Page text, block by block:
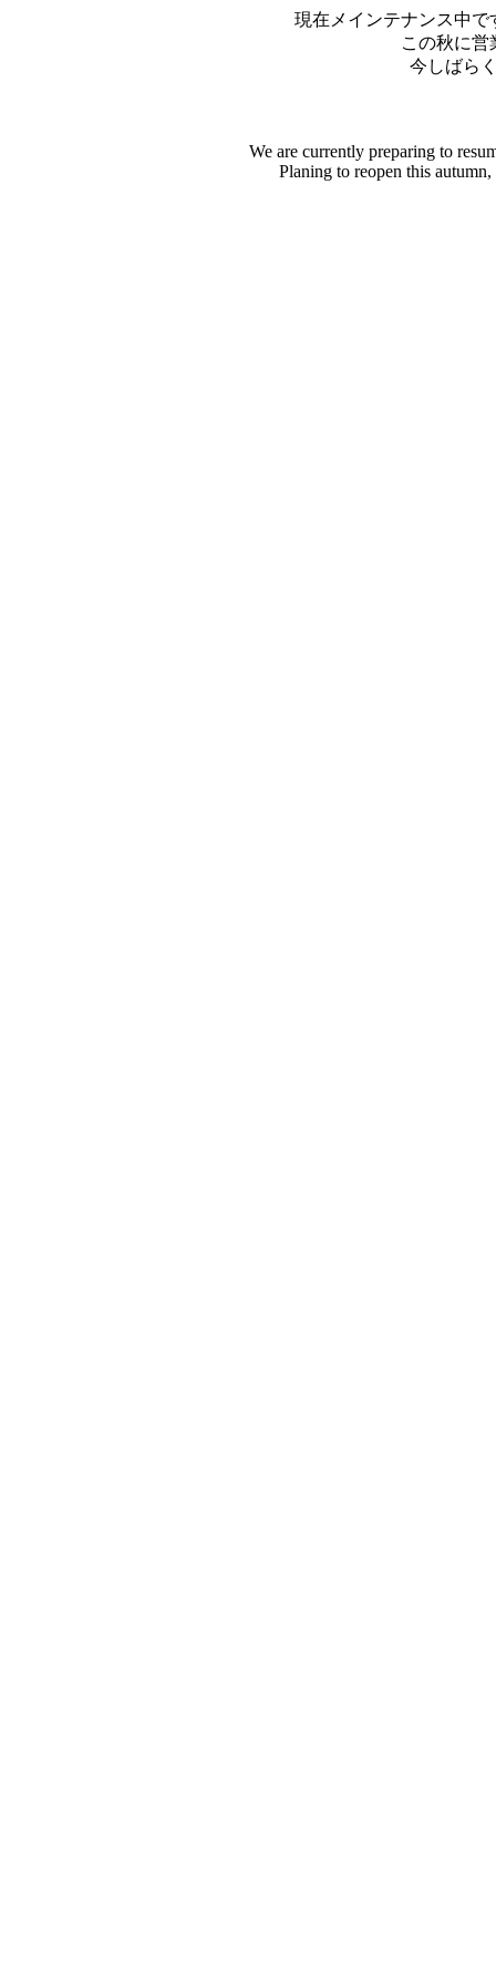
現在メインテナンス中
この秋に営
今しばら
We are currently preparing to
Planing to reopen this